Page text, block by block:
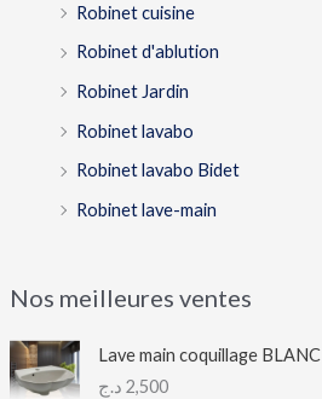
Robinet cuisine
Robinet d'ablution
Robinet Jardin
Robinet lavabo
Robinet lavabo Bidet
Robinet lave-main
Nos meilleures ventes
Lave main coquillage BLANC
2,500 د.ج